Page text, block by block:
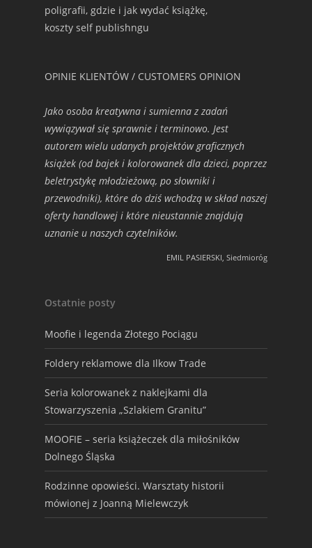
poligrafii, gdzie i jak wydać książkę,
koszty self publishngu
OPINIE KLIENTÓW / CUSTOMERS OPINION
Jako osoba kreatywna i sumienna z zadań
wywiązywał się sprawnie i terminowo. Jest
autorem wielu udanych projektów graficznych
książek (od bajek i kolorowanek dla dzieci, poprzez
beletrystykę młodzieżową, po słowniki i
przewodniki), które do dziś wchodzą w skład naszej
oferty handlowej i które nieustannie znajdują
uznanie u naszych czytelników.
EMIL PASIERSKI, Siedmioróg
Ostatnie posty
Moofie i legenda Złotego Pociągu
Foldery reklamowe dla Ilkow Trade
Seria kolorowanek z naklejkami dla
Stowarzyszenia „Szlakiem Granitu”
MOOFIE – seria książeczek dla miłośników
Dolnego Śląska
Rodzinne opowieści. Warsztaty historii
mówionej z Joanną Mielewczyk